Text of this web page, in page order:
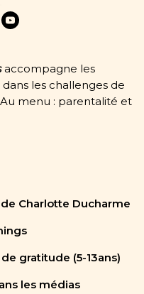
accompagne les
dans les challenges de
menu : parentalité et
Charlotte Ducharme
gratitude (5-13ans)
les médias